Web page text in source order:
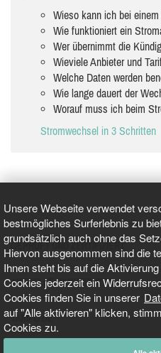
Unsere Webseite verwendet
bestmögliches Surferlebnis zu
grundsätzlich auch ohne das
Hiervon ausgenommen sind die
Ihnen steht bis auf die
Cookies jederzeit ein
Cookies finden Sie in unserer
auf "Alle aktivieren" klicken,
Cookies zu.
Wieso kann ich bei
Wie funktioniert ein
Wer übernimmt die
Wieviele Anbieter und
Welche Daten werden
Wie lange dauert der
Worauf muss ich beim
Stromwechsel in 3 Schritten
GEPRÜFT UND ZERTIFIZIERT
AKTUELLE NACHRICHTEN
TARIFO.DE